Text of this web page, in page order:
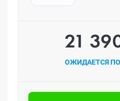
21
ОЖИДАЕТСЯ